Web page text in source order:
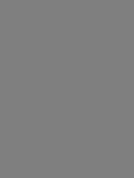
Please select and
Niezbędne pliki
cookie strona
witrynę